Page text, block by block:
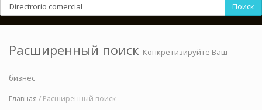
Поиск
Расширенный поиск Конкретизируйте Ваш
бизнес
Главная / Расширенный поиск